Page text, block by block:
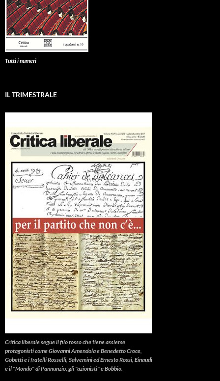
Tutti i numeri
IL TRIMESTRALE
Critica liberalesegue il filo rosso che tiene assieme
protagonisti come Giovanni Amendola e Benedetto Croce,
Gobetti e i fratelli Rosselli, Salvemini ed Ernesto Rossi, Einaudi
e il "Mondo" di Pannunzio, gli "azionisti" e Bobbio.